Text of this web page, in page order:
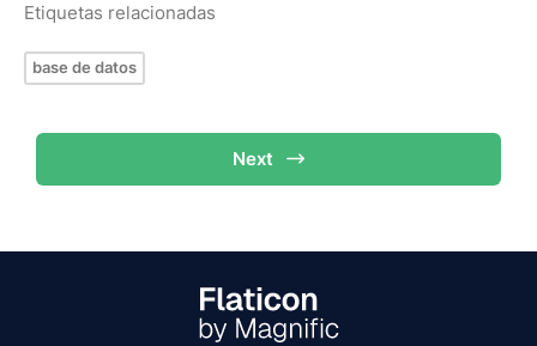
Etiquetas relacionadas
base de datos
Next